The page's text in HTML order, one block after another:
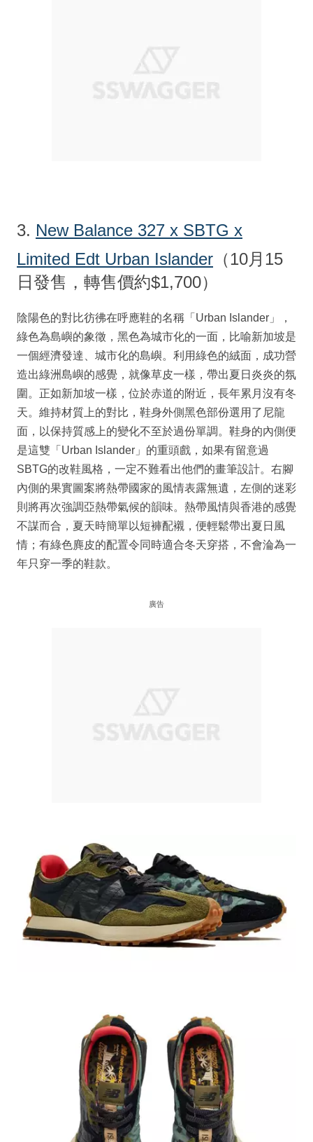
3. New Balance 327 x SBTG x
Limited Edt Urban Islander （10月15
日發售，轉售價約$1,700）
陰陽色的對比彷彿在呼應鞋的名稱「Urban Islander」，
綠色為島嶼的象徵，黑色為城市化的一面，比喻新加坡是
一個經濟發達、城市化的島嶼。利用綠色的絨面，成功營
造出綠洲島嶼的感覺，就像草皮一樣，帶出夏日炎炎的氛
圍。正如新加坡一樣，位於赤道的附近，長年累月沒有冬
天。維持材質上的對比，鞋身外側黑色部份選用了尼龍
面，以保持質感上的變化不至於過份單調。鞋身的內側便
是這雙「Urban Islander」的重頭戲，如果有留意過
SBTG的改鞋風格，一定不難看出他們的畫筆設計。右腳
內側的果實圖案將熱帶國家的風情表露無遺，左側的迷彩
則將再次強調亞熱帶氣候的韻味。熱帶風情與香港的感覺
不謀而合，夏天時簡單以短褲配襯，便輕鬆帶出夏日風
情；有綠色麂皮的配置令同時適合冬天穿搭，不會淪為一
年只穿一季的鞋款。
廣告